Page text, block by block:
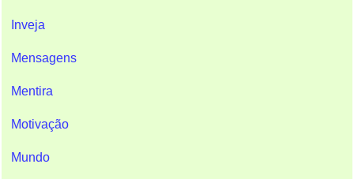
Inveja
Mensagens
Mentira
Motivação
Mundo